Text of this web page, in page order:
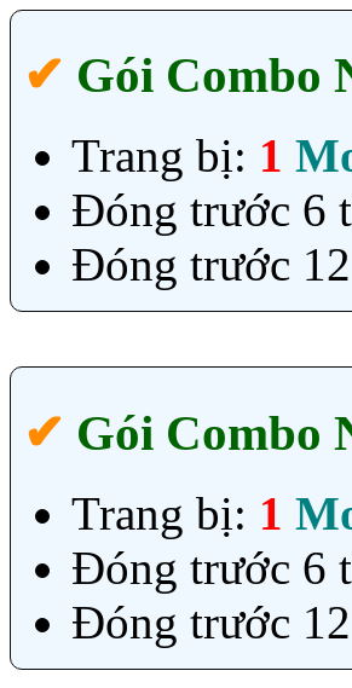
✔‎ Gói Combo
Trang bị: 1
Đóng trước 6
Đóng trước
✔‎ Gói Combo
Trang bị: 1
Đóng trước 6
Đóng trước